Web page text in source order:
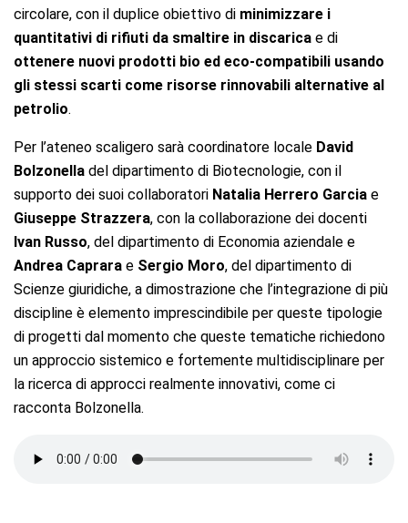
circolare, con il duplice obiettivo di minimizzare i
quantitativi di rifiuti da smaltire in discarica e di
ottenere nuovi prodotti bio ed eco-compatibili usando
gli stessi scarti come risorse rinnovabili alternative al
petrolio.
Per l’ateneo scaligero sarà coordinatore locale David
Bolzonella del dipartimento di Biotecnologie, con il
supporto dei suoi collaboratori Natalia Herrero Garcia e
Giuseppe Strazzera, con la collaborazione dei docenti
Ivan Russo, del dipartimento di Economia aziendale e
Andrea Caprara e Sergio Moro, del dipartimento di
Scienze giuridiche, a dimostrazione che l’integrazione di più
discipline è elemento imprescindibile per queste tipologie
di progetti dal momento che queste tematiche richiedono
un approccio sistemico e fortemente multidisciplinare per
la ricerca di approcci realmente innovativi, come ci
racconta Bolzonella.